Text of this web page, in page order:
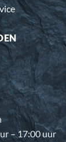
– 17:00 uur